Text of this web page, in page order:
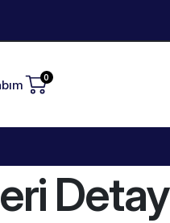
0
Detay